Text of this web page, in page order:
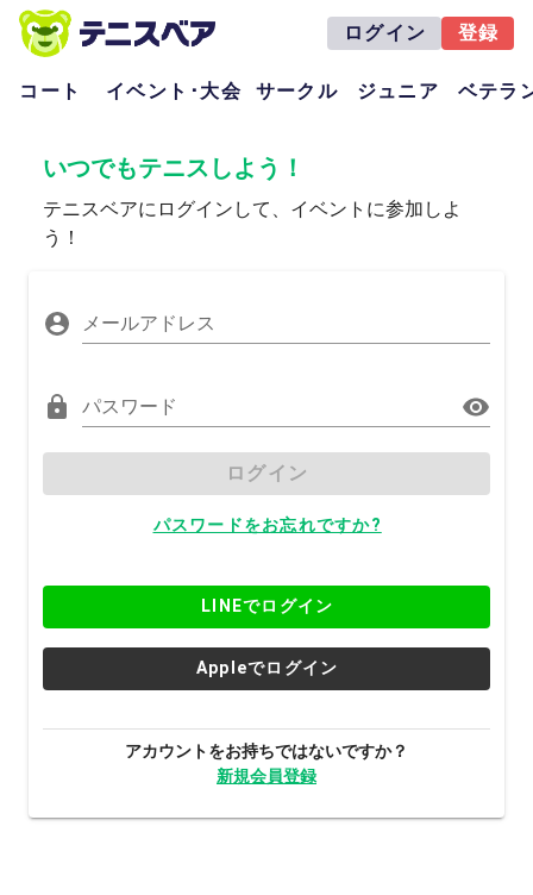
ログイン 登録
コート イベント･大会 サークル ジュニア ベテラ
いつでもテニスしよう！
テニスベアにログインして、イベントに参加しよ
う！
メールアドレス
パスワード
ログイン
パスワードをお忘れですか?
LINEでログイン
Appleでログイン
アカウントをお持ちではないですか？
新規会員登録